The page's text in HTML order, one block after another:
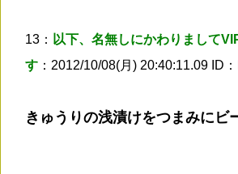
13： 以下、名無しにかわりまして
す ：2012/10/08(月) 20:40:11.09 ID
きゅうりの浅漬けをつまみにビ